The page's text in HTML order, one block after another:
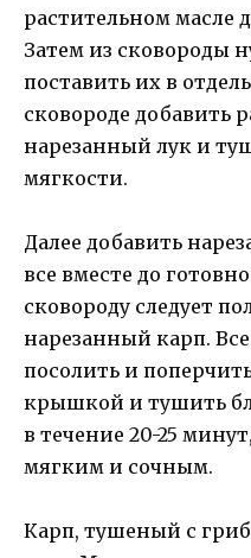
растительном масле
Затем из сковороды
поставить их в
сковороде добавить
нарезанный лук и
мягкости.
Далее добавить
все вместе до
сковороду следует
нарезанный карп.
посолить и
крышкой и тушить
в течение 20-25
мягким и сочным.
Карп, тушеный с